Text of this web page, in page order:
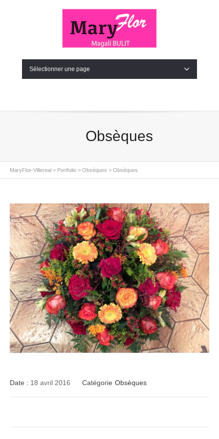
Sélectionner une page
Obsèques
MaryFlor-Villereal > Portfolio > Obsèques > Obsèques
Date : 18 avril 2016 Catégorie Obsèques